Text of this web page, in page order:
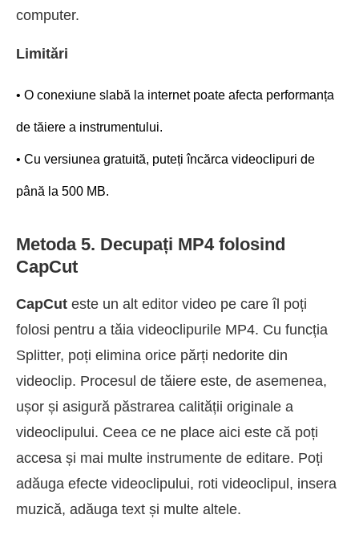
computer.
Limitări
• O conexiune slabă la internet poate afecta performanța
de tăiere a instrumentului.
• Cu versiunea gratuită, puteți încărca videoclipuri de
până la 500 MB.
Metoda 5. Decupați MP4 folosind
CapCut
CapCut este un alt editor video pe care îl poți
folosi pentru a tăia videoclipurile MP4. Cu funcția
Splitter, poți elimina orice părți nedorite din
videoclip. Procesul de tăiere este, de asemenea,
ușor și asigură păstrarea calității originale a
videoclipului. Ceea ce ne place aici este că poți
accesa și mai multe instrumente de editare. Poți
adăuga efecte videoclipului, roti videoclipul, insera
muzică, adăuga text și multe altele.